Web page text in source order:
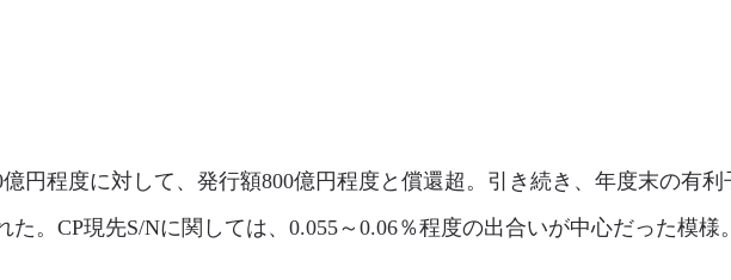
円程度に対して、発行額800億円程度と償還超。引き続き、年度末の有
。CP現先S/Nに関しては、0.055～0.06％程度の出合いが中心だった模様。